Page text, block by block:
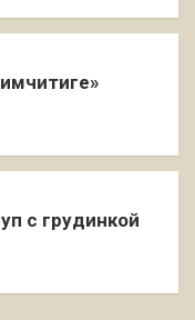
с грудинкой